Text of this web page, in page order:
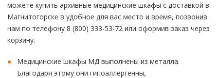
можете купить архивные медицинские шкафы с доставкой в
Магнитогорске в удобное для вас место и время, позвонив
нам по телефону 8 (800) 333-53-72 или оформив заказ через
корзину.
Медицинские шкафы МД выполнены из металла.
Благодаря этому они гипоаллергенны,